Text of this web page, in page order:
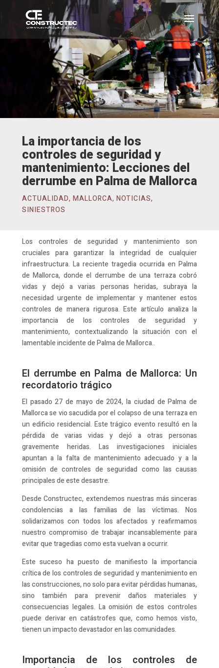
La importancia de los
controles de seguridad y
mantenimiento: Lecciones del
derrumbe en Palma de Mallorca
ACTUALIDAD, MALLORCA, NOTICIAS,
SINIESTROS
Los controles de seguridad y mantenimiento son
cruciales para garantizar la integridad de cualquier
infraestructura. La reciente tragedia ocurrida en Palma
de Mallorca, donde el derrumbe de una terraza cobró
vidas y dejó a varias personas heridas, subraya la
necesidad urgente de implementar y mantener estos
controles de manera rigurosa. Este artículo analiza la
importancia de los controles de seguridad y
mantenimiento, contextualizando la situación con el
lamentable incidente de Palma de Mallorca..
El derrumbe en Palma de Mallorca: Un
recordatorio trágico
El pasado 27 de mayo de 2024, la ciudad de Palma de
Mallorca se vio sacudida por el colapso de una terraza en
un edificio residencial. Este trágico evento resultó en la
pérdida de varias vidas y dejó a otras personas
gravemente heridas. Las investigaciones iniciales
apuntan a la falta de mantenimiento adecuado y a la
omisión de controles de seguridad como las causas
principales de este desastre.
Desde Constructec, extendemos nuestras más sinceras
condolencias a las familias de las víctimas. Nos
solidarizamos con todos los afectados y reafirmamos
nuestro compromiso de trabajar incansablemente para
evitar que tragedias como esta vuelvan a ocurrir.
Este suceso ha puesto de manifiesto la importancia
crítica de los controles de seguridad y mantenimiento en
las construcciones, no solo para evitar pérdidas humanas,
sino también para prevenir daños materiales y
consecuencias legales. La omisión de estos controles
puede derivar en catástrofes que, como hemos visto,
tienen un impacto devastador en las comunidades.
Importancia de los controles de